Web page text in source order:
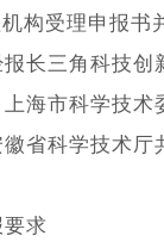
构受理申报书
长三角科技创
海市科学技术
省科学技术厅
求